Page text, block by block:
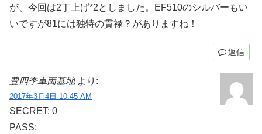
が、今回は2丁上げ*2としました。EF510のシルバーもい
いですが81には独特の貫禄？がありますね！
返信
豊四季車両基地 より:
2017年3月4日 10:45 AM
SECRET: 0
PASS: